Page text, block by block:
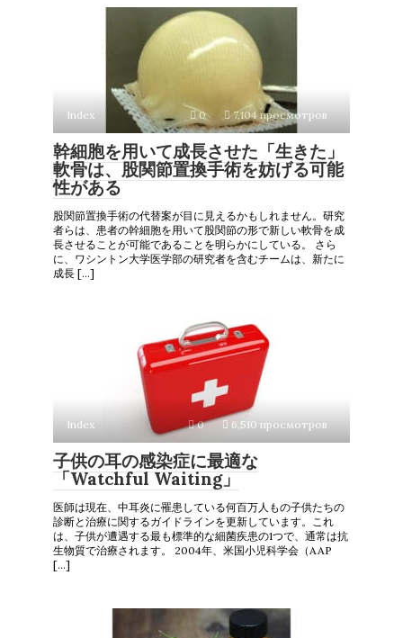
Index 0 7,104 просмотров
幹細胞を用いて成長させた「生きた」
軟骨は、股関節置換手術を妨げる可能
性がある
股関節置換手術の代替案が目に見えるかもしれません。研究
者らは、患者の幹細胞を用いて股関節の形で新しい軟骨を成
長させることが可能であることを明らかにしている。 さら
に、ワシントン大学医学部の研究者を含むチームは、新たに
成長 […]
Index 0 6,510 просмотров
子供の耳の感染症に最適な
「Watchful Waiting」
医師は現在、中耳炎に罹患している何百万人もの子供たちの
診断と治療に関するガイドラインを更新しています。これ
は、子供が遭遇する最も標準的な細菌疾患の1つで、通常は抗
生物質で治療されます。 2004年、米国小児科学会（AAP
[…]